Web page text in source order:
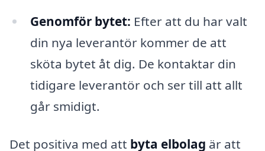
Genomför bytet: Efter att du har valt
din nya leverantör kommer de att
sköta bytet åt dig. De kontaktar din
tidigare leverantör och ser till att allt
går smidigt.
Det positiva med att byta elbolag är att